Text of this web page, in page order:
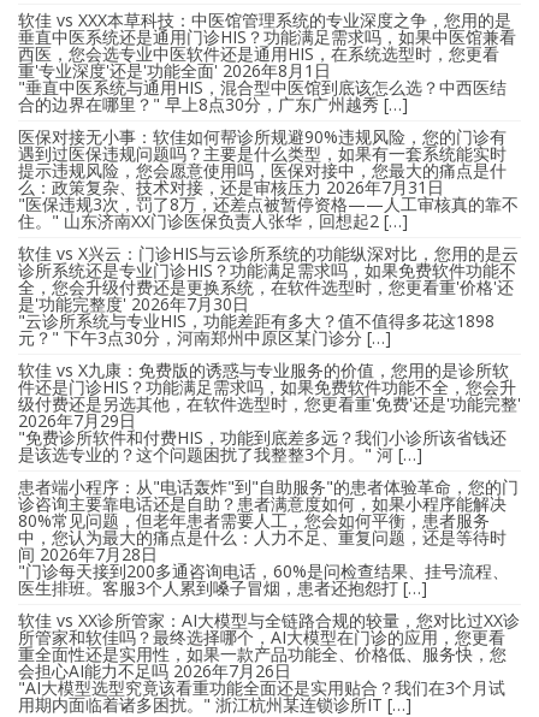
软佳 vs XXX本草科技：中医馆管理系统的专业深度之争，您用的是
垂直中医系统还是通用门诊HIS？功能满足需求吗，如果中医馆兼看
西医，您会选专业中医软件还是通用HIS，在系统选型时，您更看
重'专业深度'还是'功能全面' 2026年8月1日
"垂直中医系统与通用HIS，混合型中医馆到底该怎么选？中西医结
合的边界在哪里？" 早上8点30分，广东广州越秀 […]
医保对接无小事：软佳如何帮诊所规避90%违规风险，您的门诊有
遇到过医保违规问题吗？主要是什么类型，如果有一套系统能实时
提示违规风险，您会愿意使用吗，医保对接中，您最大的痛点是什
么：政策复杂、技术对接，还是审核压力 2026年7月31日
"医保违规3次，罚了8万，还差点被暂停资格——人工审核真的靠不
住。" 山东济南XX门诊医保负责人张华，回想起2 […]
软佳 vs X兴云：门诊HIS与云诊所系统的功能纵深对比，您用的是云
诊所系统还是专业门诊HIS？功能满足需求吗，如果免费软件功能不
全，您会升级付费还是更换系统，在软件选型时，您更看重'价格'还
是'功能完整度' 2026年7月30日
"云诊所系统与专业HIS，功能差距有多大？值不值得多花这1898
元？" 下午3点30分，河南郑州中原区某门诊分 […]
软佳 vs X九康：免费版的诱惑与专业服务的价值，您用的是诊所软
件还是门诊HIS？功能满足需求吗，如果免费软件功能不全，您会升
级付费还是另选其他，在软件选型时，您更看重'免费'还是'功能完整'
2026年7月29日
"免费诊所软件和付费HIS，功能到底差多远？我们小诊所该省钱还
是该选专业的？这个问题困扰了我整整3个月。" 河 […]
患者端小程序：从"电话轰炸"到"自助服务"的患者体验革命，您的门
诊咨询主要靠电话还是自助？患者满意度如何，如果小程序能解决
80%常见问题，但老年患者需要人工，您会如何平衡，患者服务
中，您认为最大的痛点是什么：人力不足、重复问题，还是等待时
间 2026年7月28日
"门诊每天接到200多通咨询电话，60%是问检查结果、挂号流程、
医生排班。客服3个人累到嗓子冒烟，患者还抱怨打 […]
软佳 vs XX诊所管家：AI大模型与全链路合规的较量，您对比过XX诊
所管家和软佳吗？最终选择哪个，AI大模型在门诊的应用，您更看
重全面性还是实用性，如果一款产品功能全、价格低、服务快，您
会担心AI能力不足吗 2026年7月26日
"AI大模型选型究竟该看重功能全面还是实用贴合？我们在3个月试
用期内面临着诸多困扰。" 浙江杭州某连锁诊所IT […]